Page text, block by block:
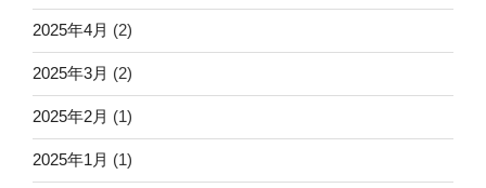
2025年4月 (2)
2025年3月 (2)
2025年2月 (1)
2025年1月 (1)